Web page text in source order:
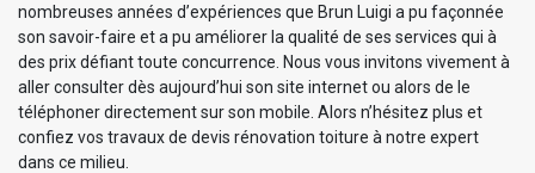
nombreuses années d’expériences que Brun Luigi a pu façonnée
son savoir-faire et a pu améliorer la qualité de ses services qui à
des prix défiant toute concurrence. Nous vous invitons vivement à
aller consulter dès aujourd’hui son site internet ou alors de le
téléphoner directement sur son mobile. Alors n’hésitez plus et
confiez vos travaux de devis rénovation toiture à notre expert
dans ce milieu.